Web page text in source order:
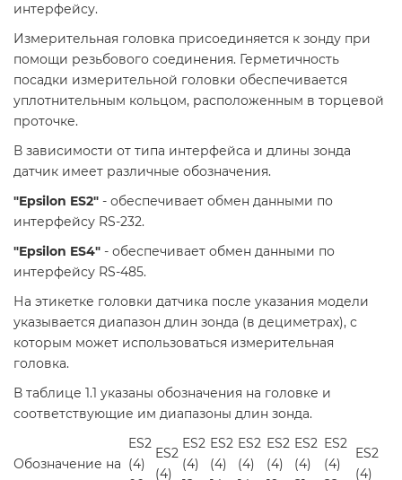
интерфейсу.
Измерительная головка присоединяется к зонду при
помощи резьбового соединения. Герметичность
посадки измерительной головки обеспечивается
уплотнительным кольцом, расположенным в торцевой
проточке.
В зависимости от типа интерфейса и длины зонда
датчик имеет различные обозначения.
"Epsilon ES2" - обеспечивает обмен данными по
интерфейсу RS-232.
"Epsilon ES4" - обеспечивает обмен данными по
интерфейсу RS-485.
На этикетке головки датчика после указания модели
указывается диапазон длин зонда (в дециметрах), с
которым может использоваться измерительная
головка.
В таблице 1.1 указаны обозначения на головке и
соответствующие им диапазоны длин зонда.
Обозначение на
ES2
(4)
ES2
(4)
ES2
(4)
ES2
(4)
ES2
(4)
ES2
(4)
ES2
(4)
ES2
(4)
ES2
(4)